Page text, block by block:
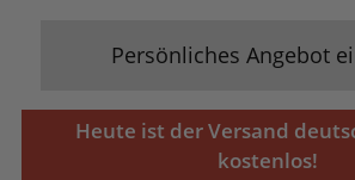
Persönliches Angebot
Heute ist der Versand
kostenlos!